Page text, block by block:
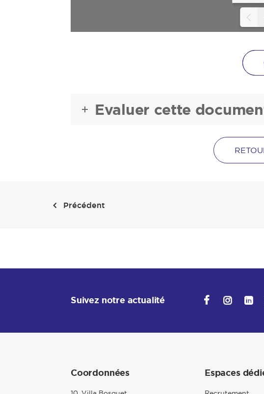
Evaluer cette
Précédent
Suivez notre actualité
Coordonnées Espaces